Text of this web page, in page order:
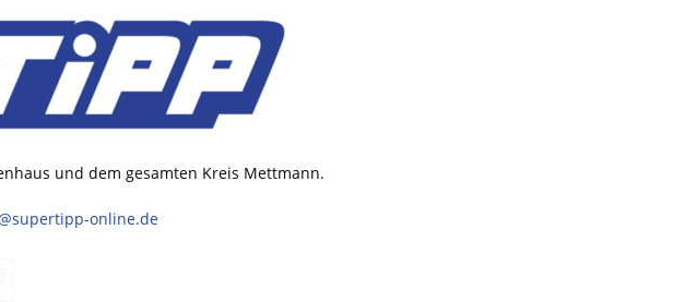
und dem gesamten Kreis Mettmann.
online.de